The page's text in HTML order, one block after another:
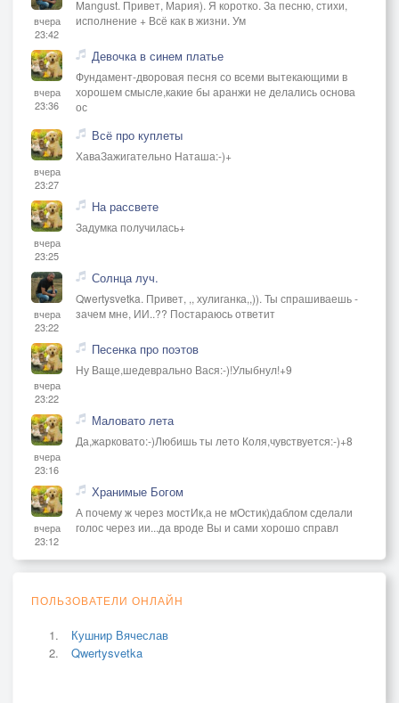
вчера
23:42
Mangust. Привет, Мария). Я коротко. За песню, стихи,
исполнение + Всё как в жизни. Ум
вчера
23:36
Девочка в синем платье
Фундамент-дворовая песня со всеми вытекающими в
хорошем смысле,какие бы аранжи не делались основа
ос
вчера
23:27
Всё про куплеты
ХаваЗажигательно Наташа:-)+
вчера
23:25
На рассвете
Задумка получилась+
вчера
23:22
Солнца луч.
Qwertysvetka. Привет, ,, хулиганка,,)). Ты спрашиваешь -
зачем мне, ИИ..?? Постараюсь ответит
вчера
23:22
Песенка про поэтов
Ну Ваще,шедеврально Вася:-)!Улыбнул!+9
вчера
23:16
Маловато лета
Да,жарковато:-)Любишь ты лето Коля,чувствуется:-)+8
вчера
23:12
Хранимые Богом
А почему ж через мостИк,а не мОстик)даблом сделали
голос через ии...да вроде Вы и сами хорошо справл
ПОЛЬЗОВАТЕЛИ ОНЛАЙН
Кушнир Вячеслав
Qwertysvetka